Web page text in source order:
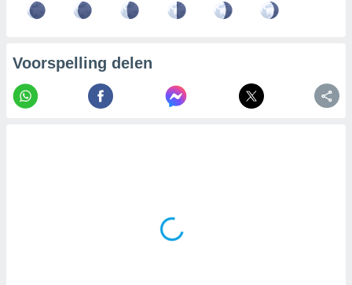
Voorspelling delen